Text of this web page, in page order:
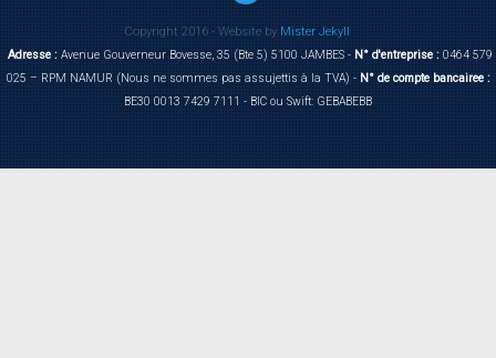
Copyright 2016 - Website byMister Jekyll
Adresse :Avenue Gouverneur Bovesse, 35 (Bte 5) 5100 JAMBES -N° d'entreprise :0464 579
025 – RPM NAMUR (Nous ne sommes pas assujettis à la TVA) -N° de compte bancairee :
BE30 0013 7429 7111 - BIC ou Swift: GEBABEBB